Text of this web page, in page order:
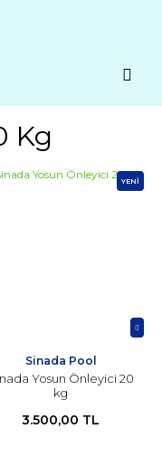
Kg
YENİ
Sinada Pool
Yosun Önleyici 20
kg
3.500,00 TL